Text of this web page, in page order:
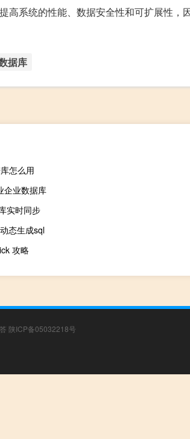
高系统的性能、数据安全性和可扩展性，
据库
怎么用
企业数据库
实时同步
态生成sql
攻略
陕ICP备05032218号